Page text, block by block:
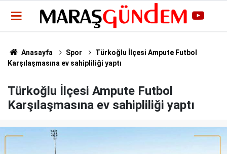
Anasayfa Spor
Türkoğlu İlçesi Ampute Futbol
Karşılaşmasına ev sahipliliği yaptı
Türkoğlu İlçesi Ampute Futbol
Karşılaşmasına ev sahipliliği yaptı